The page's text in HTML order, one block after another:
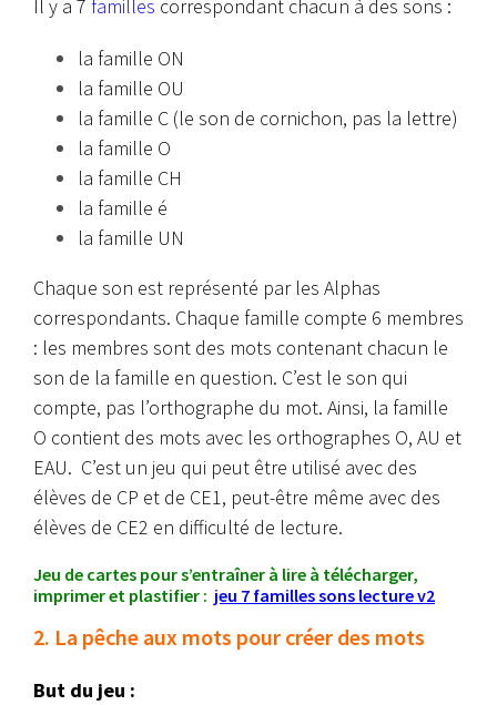
Il y a 7 familles correspondant chacun à des sons :
la famille ON
la famille OU
la famille C (le son de cornichon, pas la lettre)
la famille O
la famille CH
la famille é
la famille UN
Chaque son est représenté par les Alphas
correspondants. Chaque famille compte 6 membres
: les membres sont des mots contenant chacun le
son de la famille en question. C’est le son qui
compte, pas l’orthographe du mot. Ainsi, la famille
O contient des mots avec les orthographes O, AU et
EAU. C’est un jeu qui peut être utilisé avec des
élèves de CP et de CE1, peut-être même avec des
élèves de CE2 en difficulté de lecture.
Jeu de cartes pour s’entraîner à lire à télécharger,
imprimer et plastifier : jeu 7 familles sons lecture v2
2. La pêche aux mots pour créer des mots
But du jeu :